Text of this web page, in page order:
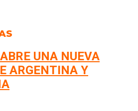
UNA NUEVA
ARGENTINA Y